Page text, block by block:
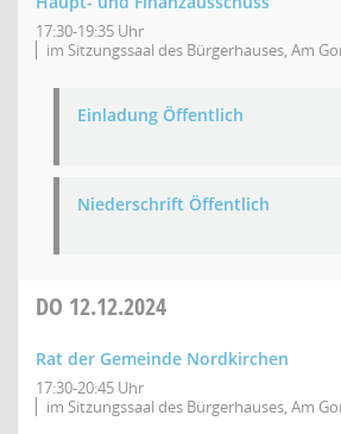
17:30-19:35 Uhr
im Sitzungssaal des Bürgerhauses, Am
Einladung Öffentlich
Niederschrift Öffentlich
DO 12.12.2024
Rat der Gemeinde Nordkirchen
17:30-20:45 Uhr
im Sitzungssaal des Bürgerhauses, Am